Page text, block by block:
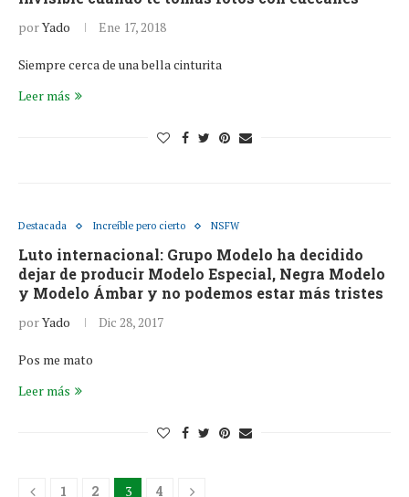
porYado Ene 17, 2018
Siempre cerca de una bella cinturita
Leer más
Destacada Increíble pero cierto NSFW
Luto internacional: Grupo Modelo ha decidido
dejar de producir Modelo Especial, Negra Modelo
y Modelo Ámbar y no podemos estar más tristes
porYado Dic 28, 2017
Pos me mato
Leer más
1 2 3 4